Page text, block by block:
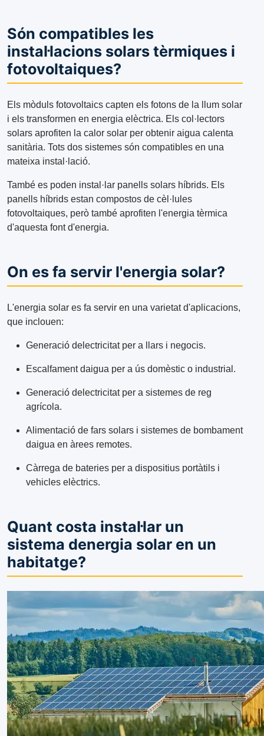
Són compatibles les
instal·lacions solars tèrmiques i
fotovoltaiques?
Els mòduls fotovoltaics capten els fotons de la llum solar
i els transformen en energia elèctrica. Els col·lectors
solars aprofiten la calor solar per obtenir aigua calenta
sanitària. Tots dos sistemes són compatibles en una
mateixa instal·lació.
També es poden instal·lar panells solars híbrids. Els
panells híbrids estan compostos de cèl·lules
fotovoltaiques, però també aprofiten l'energia tèrmica
d'aquesta font d'energia.
On es fa servir l'energia solar?
L'energia solar es fa servir en una varietat d'aplicacions,
que inclouen:
Generació delectricitat per a llars i negocis.
Escalfament daigua per a ús domèstic o industrial.
Generació delectricitat per a sistemes de reg
agrícola.
Alimentació de fars solars i sistemes de bombament
daigua en àrees remotes.
Càrrega de bateries per a dispositius portàtils i
vehicles elèctrics.
Quant costa instal·lar un
sistema denergia solar en un
habitatge?